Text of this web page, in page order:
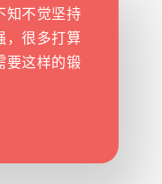
知不觉坚持
，很多打算
要这样的锻